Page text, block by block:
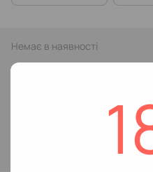
Немає в наявності
299 грн
Повідомити,
для відображення